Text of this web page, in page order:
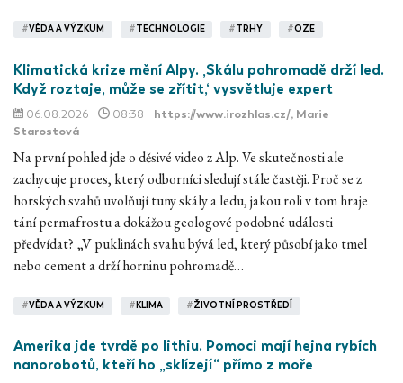
#VĚDA A VÝZKUM #TECHNOLOGIE #TRHY #OZE
Klimatická krize mění Alpy. ‚Skálu pohromadě drží led.
Když roztaje, může se zřítit,‘ vysvětluje expert
06.08.2026 08:38 https://www.irozhlas.cz/, Marie
Starostová
Na první pohled jde o děsivé video z Alp. Ve skutečnosti ale
zachycuje proces, který odborníci sledují stále častěji. Proč se z
horských svahů uvolňují tuny skály a ledu, jakou roli v tom hraje
tání permafrostu a dokážou geologové podobné události
předvídat? „V puklinách svahu bývá led, který působí jako tmel
nebo cement a drží horninu pohromadě…
#VĚDA A VÝZKUM # KLIMA #ŽIVOTNÍ PROSTŘEDÍ
Amerika jde tvrdě po lithiu. Pomoci mají hejna rybích
nanorobotů, kteří ho „sklízejí“ přímo z moře